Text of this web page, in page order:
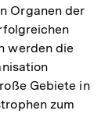
Organen der
werden die
Gebiete in
zum